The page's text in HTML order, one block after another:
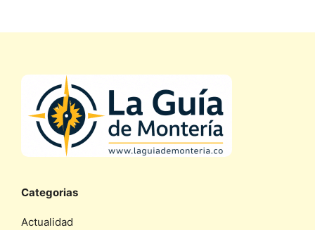
Categorias
Actualidad